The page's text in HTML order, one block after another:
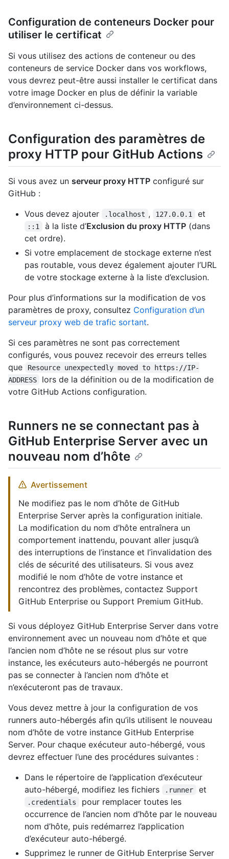
Configuration de conteneurs Docker pour
utiliser le certificat
Si vous utilisez des actions de conteneur ou des
conteneurs de service Docker dans vos workflows,
vous devrez peut-être aussi installer le certificat dans
votre image Docker en plus de définir la variable
d’environnement ci-dessus.
Configuration des paramètres de
proxy HTTP pour GitHub Actions
Si vous avez un serveur proxy HTTP configuré sur
GitHub :
Vous devez ajouter
.localhost , 127.0.0.1 et
::1 à la liste d’Exclusion du proxy HTTP(dans
cet ordre).
Si votre emplacement de stockage externe n’est
pas routable, vous devez également ajouter l’URL
de votre stockage externe à la liste d’exclusion.
Pour plus d’informations sur la modification de vos
paramètres de proxy, consultez Configuration d’un
serveur proxy web de trafic sortant.
Si ces paramètres ne sont pas correctement
configurés, vous pouvez recevoir des erreurs telles
que
Resource unexpectedly moved to https://IP-
ADDRESS
lors de la définition ou de la modification de
votre GitHub Actions configuration.
Runners ne se connectant pas à
GitHub Enterprise Server avec un
nouveau nom d’hôte
Avertissement
Ne modifiez pas le nom d’hôte de GitHub
Enterprise Server après la configuration initiale.
La modification du nom d’hôte entraînera un
comportement inattendu, pouvant aller jusqu’à
des interruptions de l’instance et l’invalidation des
clés de sécurité des utilisateurs. Si vous avez
modifié le nom d’hôte de votre instance et
rencontrez des problèmes, contactez Support
GitHub Enterprise ou Support Premium GitHub.
Si vous déployez GitHub Enterprise Server dans votre
environnement avec un nouveau nom d’hôte et que
l’ancien nom d’hôte ne se résout plus sur votre
instance, les exécuteurs auto-hébergés ne pourront
pas se connecter à l’ancien nom d’hôte et
n’exécuteront pas de travaux.
Vous devez mettre à jour la configuration de vos
runners auto-hébergés afin qu’ils utilisent le nouveau
nom d’hôte de votre instance GitHub Enterprise
Server. Pour chaque exécuteur auto-hébergé, vous
devrez effectuer l’une des procédures suivantes :
Dans le répertoire de l’application d’exécuteur
auto-hébergé, modifiez les fichiers
.runner et
.credentials
pour remplacer toutes les
occurrence de l’ancien nom d’hôte par le nouveau
nom d’hôte, puis redémarrez l’application
d’exécuteur auto-hébergé.
Supprimez le runner de GitHub Enterprise Server